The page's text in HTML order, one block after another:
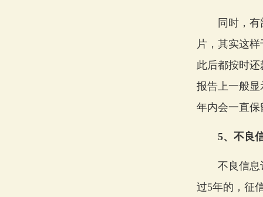
同时，有部
片，其实这
此后都按时
报告上一般
年内会一直
5、不良
不良信息记
过5年的，征